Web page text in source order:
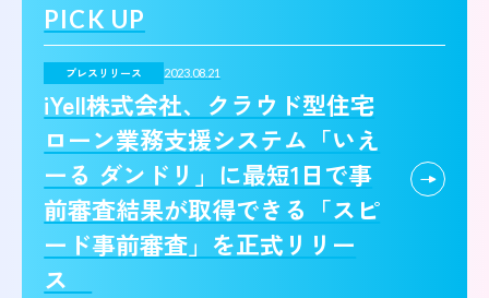
PICK UP
プレスリリース 2023.08.21
iYell株式会社、クラウド型住宅
ローン業務支援システム「いえ
ーる ダンドリ」に最短1日で事
前審査結果が取得できる「スピ
ード事前審査」を正式リリー
ス